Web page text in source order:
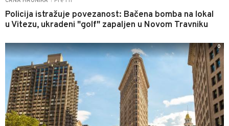
Policija istražuje povezanost: Bačena bomba na lokal
u Vitezu, ukradeni "golf" zapaljen u Novom Travniku
0